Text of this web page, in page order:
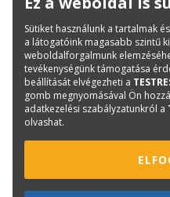
A versenytársakhoz képest
kevesebb tintát használhat a
karbantartásokhoz, és
több A1/D oldalt nyomtathat.
A fenntarthatóbb kialakítás
egységenként akár 7,3
évente a CO2e-kibocsátást,
újrahasznosított műanyagot
Alkalmazkodik a
munkastílusához
Sütiket használunk a tartalmak
a látogatóink magasabb szintű
weboldalforgalmunk
tevékenységünk támogatása
beállítását elvégezheti a
gomb megnyomásával Ön
adatkezelési szabályzatunkról a
olvashat.